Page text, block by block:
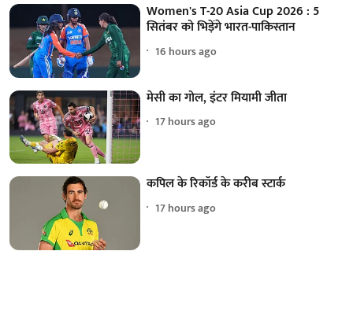
Women's T-20 Asia Cup 2026 : 5
सितंबर को भिड़ेंगे भारत-पाकिस्तान
16 hours ago
मेसी का गोल, इंटर मियामी जीता
17 hours ago
कपिल के रिकॉर्ड के करीब स्टार्क
17 hours ago